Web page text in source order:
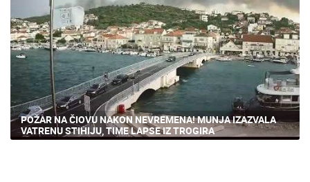
POŽAR NA ČIOVU NAKON NEVREMENA! MUNJA IZAZVALA
VATRENU STIHIJU, TIME LAPSE IZ TROGIRA